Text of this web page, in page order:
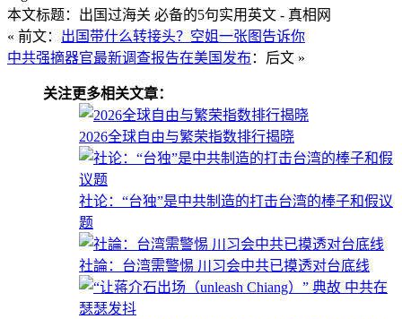
本文标题：出国过海关 必备的5句实用英文 - 真相网
« 前文： 出国带什么转接头？空姐一张图告诉你
中共强摘器官最新调查报告在美国发布 ：后文 »
关注更多相关文章：
2026全球自由与繁荣指数排行揭晓
社论：“台独”是中共制造的打击台湾的棒子和假议
题
社論：台湾需警惕 川习会中共已摸透对台底线